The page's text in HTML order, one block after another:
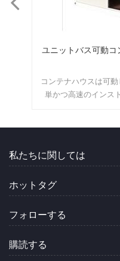
ユニットバス可動
コンテナハウスは可
単かつ高速のインス
私たちに関しては
ホットタグ
フォローする
購読する